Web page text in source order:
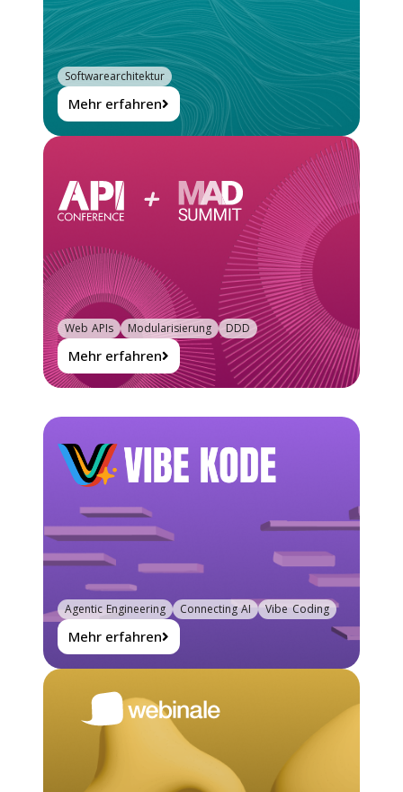
Mehr erfahren
Softwarearchitektur
Mehr erfahren
Web APIs Modularisierung DDD
Mehr erfahren
Agentic Engineering Connecting AI Vibe Coding